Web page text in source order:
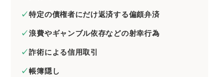
特定の債権者にだけ返済する偏頗弁済
浪費やギャンブル依存などの射幸行為
詐術による信用取引
帳簿隠し